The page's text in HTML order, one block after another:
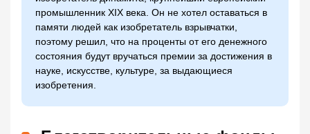
промышленник XIX века. Он не хотел оставаться в
памяти людей как изобретатель взрывчатки,
поэтому решил, что на проценты от его денежного
состояния будут вручаться премии за достижения в
науке, искусстве, культуре, за выдающиеся
изобретения.